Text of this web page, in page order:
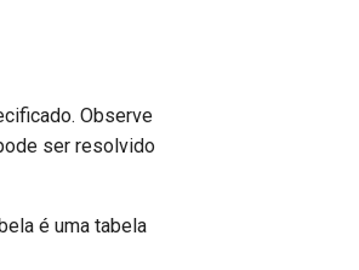
Observe
ser resolvido
é uma tabela